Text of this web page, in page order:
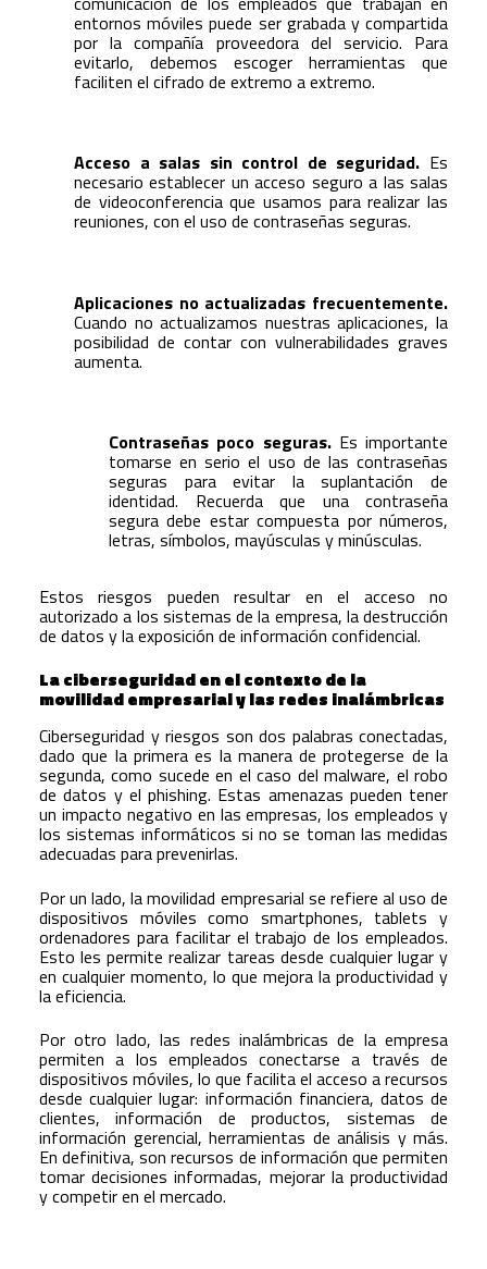
entornos móviles puede ser grabada y compartida
por la compañía proveedora del servicio. Para
evitarlo, debemos escoger herramientas que
faciliten el cifrado de extremo a extremo.
Acceso a salas sin control de seguridad. Es
necesario establecer un acceso seguro a las salas
de videoconferencia que usamos para realizar las
reuniones, con el uso de contraseñas seguras.
Aplicaciones no actualizadas frecuentemente.
Cuando no actualizamos nuestras aplicaciones, la
posibilidad de contar con vulnerabilidades graves
aumenta.
Contraseñas poco seguras.Es importante
tomarse en serio el uso de las contraseñas
seguras para evitar la suplantación de
identidad. Recuerda que una contraseña
segura debe estar compuesta por números,
letras, símbolos, mayúsculas y minúsculas.
Estos riesgos pueden resultar en el acceso no
autorizado a los sistemas de la empresa, la destrucción
de datos y la exposición de información confidencial.
La ciberseguridad en el contexto de la
movilidad empresarial y las redes inalámbricas
Ciberseguridad y riesgos son dos palabras conectadas,
dado que la primera es la manera de protegerse de la
segunda, como sucede en el caso del malware, el robo
de datos y el phishing. Estas amenazas pueden tener
un impacto negativo en las empresas, los empleados y
los sistemas informáticos si no se toman las medidas
adecuadas para prevenirlas.
Por un lado, la movilidad empresarial se refiere al uso de
dispositivos móviles como smartphones, tablets y
ordenadores para facilitar el trabajo de los empleados.
Esto les permite realizar tareas desde cualquier lugar y
en cualquier momento, lo que mejora la productividad y
la eficiencia.
Por otro lado, las redes inalámbricas de la empresa
permiten a los empleados conectarse a través de
dispositivos móviles, lo que facilita el acceso a recursos
desde cualquier lugar: información financiera, datos de
clientes, información de productos, sistemas de
información gerencial, herramientas de análisis y más.
En definitiva, son recursos de información que permiten
tomar decisiones informadas, mejorar la productividad
y competir en el mercado.